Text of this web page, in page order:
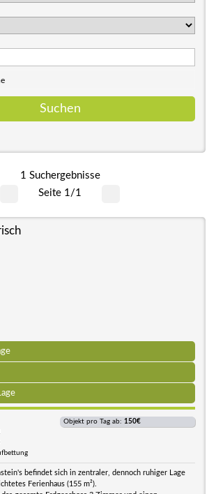
1 Suchergebnisse
Seite 1/1
Objekt pro Tag ab: 150€
befindet sich in zentraler, dennoch ruhiger Lage
Ferienhaus (155 m²).